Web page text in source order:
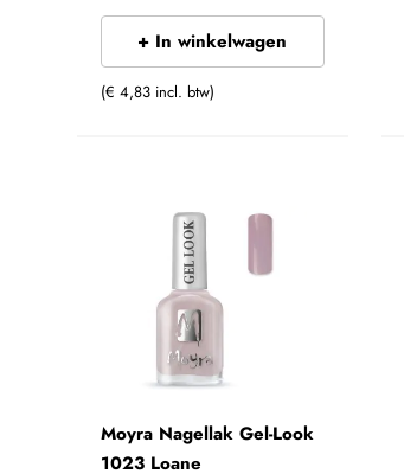
+ In winkelwagen
(€ 4,83 incl. btw)
Moyra Nagellak Gel-Look
1023 Loane